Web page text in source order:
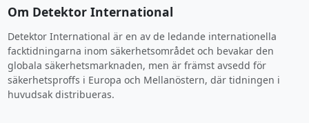
Om Detektor International
Detektor International är en av de ledande internationella
facktidningarna inom säkerhetsområdet och bevakar den
globala säkerhetsmarknaden, men är främst avsedd för
säkerhetsproffs i Europa och Mellanöstern, där tidningen i
huvudsak distribueras.